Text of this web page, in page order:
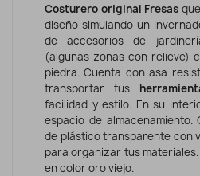
Costurero original Fresas
diseño simulando un
de accesorios de
(algunas zonas con relieve)
piedra. Cuenta con asa
transportar tus
facilidad y estilo. En su
espacio de almacenamiento.
de plástico transparente con
para organizar tus
en color oro viejo.